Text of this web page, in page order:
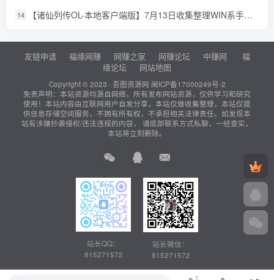
14 【诸仙列传OL-本地客户端版】7月13日收集整理WIN系手工服务端-经典修真页游-详细文本搭建教程-GM工具-PC客户端
友链申请 福缘网赚 网赚之家 网赚论坛 中赚网
福
缘论坛
网站地图
Copyright © 2023 · 吾图资源网 闽ICP备17000249号-2
免责声明：本站资源均源自网络，所有发布网站资源，仅供学习和研究
使用！本站内容由互联网用户自发分享，本站仅做收集整理，本站仅提
供信息存储空间服务，不拥有所有权，不承担相关法律责任。如发现本
站有涉嫌抄袭侵权/违法违规的内容， 请底部联系方式私聊，一经查实，
本站将立刻删除。
站长QQ：
815271572
站长微信：
815271572
1